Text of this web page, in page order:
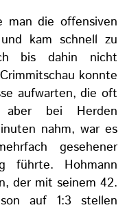
man die offensiven
kam schnell zu
bis dahin nicht
konnte
aufwarten, die oft
bei Herden
nahm, war es
gesehener
führte. Hohmann
der mit seinem 42.
auf 1:3 stellen